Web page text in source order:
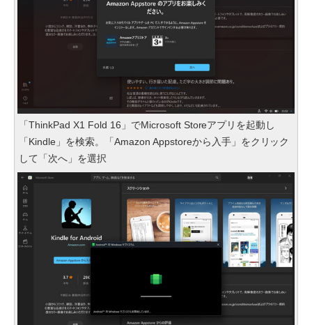
「ThinkPad X1 Fold 16」でMicrosoft Storeアプリを起動し
「Kindle」を検索。「Amazon Appstoreから入手」をクリック
して「次へ」を選択